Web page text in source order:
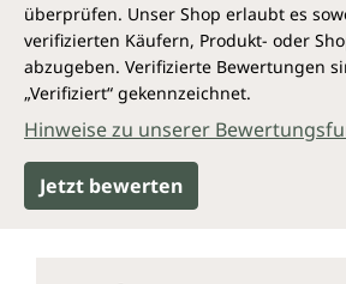
überprüfen. Unser Shop erlaubt es
verifizierten Käufern, Produkt- oder
abzugeben. Verifizierte Bewertungen
„Verifiziert“ gekennzeichnet.
Hinweise zu unserer
Jetzt bewerten